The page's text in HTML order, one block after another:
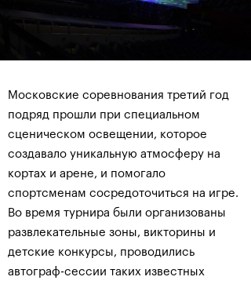
Московские соревнования третий год
подряд прошли при специальном
сценическом освещении, которое
создавало уникальную атмосферу на
кортах и арене, и помогало
спортсменам сосредоточиться на игре.
Во время турнира были организованы
развлекательные зоны, викторины и
детские конкурсы, проводились
автограф-сессии таких известных